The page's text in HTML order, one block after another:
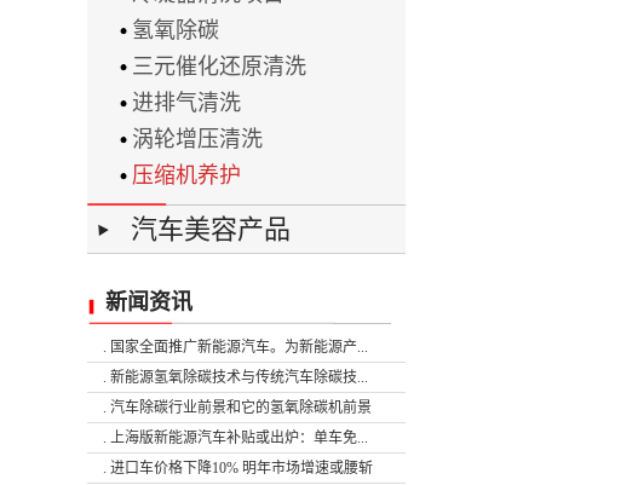
氢氧除碳
三元催化还原清洗
进排气清洗
涡轮增压清洗
压缩机养护
汽车美容产品
新闻资讯
. 国家全面推广新能源汽车。为新能源产...
. 新能源氢氧除碳技术与传统汽车除碳技...
. 汽车除碳行业前景和它的氢氧除碳机前景
. 上海版新能源汽车补贴或出炉：单车免...
. 进口车价格下降10% 明年市场增速或腰斩